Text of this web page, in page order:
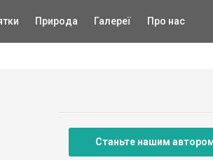
Природа Галереї Про нас
Станьте нашим